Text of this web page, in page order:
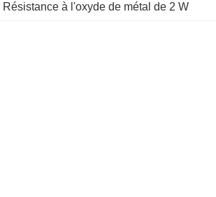
Résistance à l'oxyde de métal de 2 W